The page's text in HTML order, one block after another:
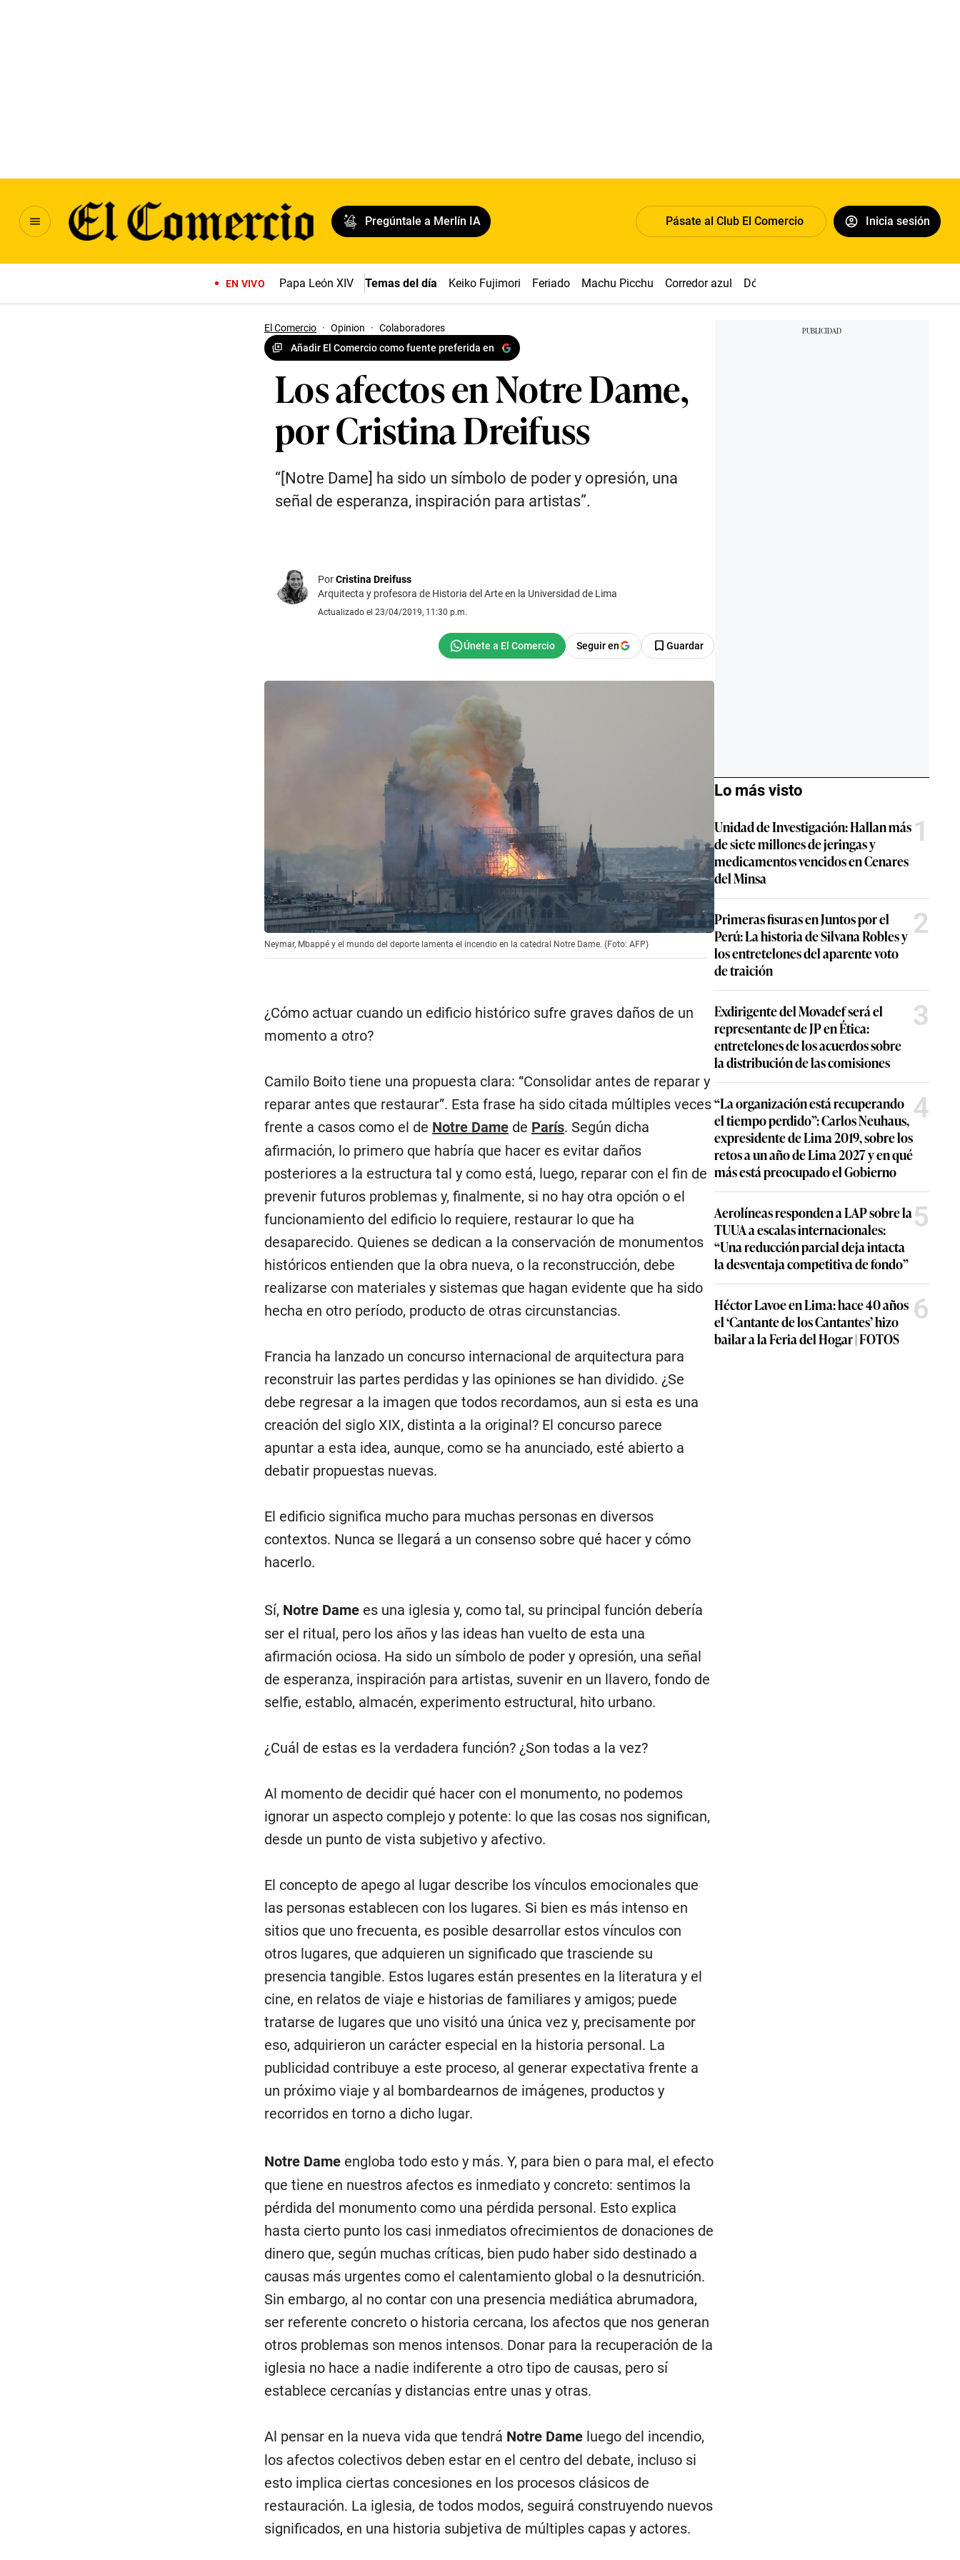
Pregúntale a Merlín IA Pásate al Club El Comercio Inicia sesión
EN VIVO Papa León XIV Temas del día Keiko Fujimori Feriado Machu Picchu Corredor azul Dólar
El Comercio · Opinion · Colaboradores
Añadir El Comercio como fuente preferida en
Los afectos en Notre Dame,
por Cristina Dreifuss
“[Notre Dame] ha sido un símbolo de poder y opresión, una
señal de esperanza, inspiración para artistas”.
PorCristina Dreifuss
Arquitecta y profesora de Historia del Arte en la Universidad de Lima
Actualizado el 23/04/2019, 11:30 p.m.
Seguir en Guardar
Neymar, Mbappé y el mundo del deporte lamenta el incendio en la catedral Notre Dame. (Foto: AFP)
¿Cómo actuar cuando un edificio histórico sufre graves daños de un
momento a otro?
Camilo Boito tiene una propuesta clara: “Consolidar antes de reparar y
reparar antes que restaurar”. Esta frase ha sido citada múltiples veces
frente a casos como el de Notre Dame de París. Según dicha
afirmación, lo primero que habría que hacer es evitar daños
posteriores a la estructura tal y como está, luego, reparar con el fin de
prevenir futuros problemas y, finalmente, si no hay otra opción o el
funcionamiento del edificio lo requiere, restaurar lo que ha
desaparecido. Quienes se dedican a la conservación de monumentos
históricos entienden que la obra nueva, o la reconstrucción, debe
realizarse con materiales y sistemas que hagan evidente que ha sido
hecha en otro período, producto de otras circunstancias.
Francia ha lanzado un concurso internacional de arquitectura para
reconstruir las partes perdidas y las opiniones se han dividido. ¿Se
debe regresar a la imagen que todos recordamos, aun si esta es una
creación del siglo XIX, distinta a la original? El concurso parece
apuntar a esta idea, aunque, como se ha anunciado, esté abierto a
debatir propuestas nuevas.
El edificio significa mucho para muchas personas en diversos
contextos. Nunca se llegará a un consenso sobre qué hacer y cómo
hacerlo.
Sí, Notre Dame es una iglesia y, como tal, su principal función debería
ser el ritual, pero los años y las ideas han vuelto de esta una
afirmación ociosa. Ha sido un símbolo de poder y opresión, una señal
de esperanza, inspiración para artistas, suvenir en un llavero, fondo de
selfie, establo, almacén, experimento estructural, hito urbano.
¿Cuál de estas es la verdadera función? ¿Son todas a la vez?
Al momento de decidir qué hacer con el monumento, no podemos
ignorar un aspecto complejo y potente: lo que las cosas nos significan,
desde un punto de vista subjetivo y afectivo.
El concepto de apego al lugar describe los vínculos emocionales que
las personas establecen con los lugares. Si bien es más intenso en
sitios que uno frecuenta, es posible desarrollar estos vínculos con
otros lugares, que adquieren un significado que trasciende su
presencia tangible. Estos lugares están presentes en la literatura y el
cine, en relatos de viaje e historias de familiares y amigos; puede
tratarse de lugares que uno visitó una única vez y, precisamente por
eso, adquirieron un carácter especial en la historia personal. La
publicidad contribuye a este proceso, al generar expectativa frente a
un próximo viaje y al bombardearnos de imágenes, productos y
recorridos en torno a dicho lugar.
Notre Dame engloba todo esto y más. Y, para bien o para mal, el efecto
que tiene en nuestros afectos es inmediato y concreto: sentimos la
pérdida del monumento como una pérdida personal. Esto explica
hasta cierto punto los casi inmediatos ofrecimientos de donaciones de
dinero que, según muchas críticas, bien pudo haber sido destinado a
causas más urgentes como el calentamiento global o la desnutrición.
Sin embargo, al no contar con una presencia mediática abrumadora,
ser referente concreto o historia cercana, los afectos que nos generan
otros problemas son menos intensos. Donar para la recuperación de la
iglesia no hace a nadie indiferente a otro tipo de causas, pero sí
establece cercanías y distancias entre unas y otras.
Al pensar en la nueva vida que tendrá Notre Dame luego del incendio,
los afectos colectivos deben estar en el centro del debate, incluso si
esto implica ciertas concesiones en los procesos clásicos de
restauración. La iglesia, de todos modos, seguirá construyendo nuevos
significados, en una historia subjetiva de múltiples capas y actores.
Lo más visto
Unidad de Investigación: Hallan más
de siete millones de jeringas y
medicamentos vencidos en Cenares
del Minsa
1
Primeras fisuras en Juntos por el
Perú: La historia de Silvana Robles y
los entretelones del aparente voto
de traición
2
Exdirigente del Movadef será el
representante de JP en Ética:
entretelones de los acuerdos sobre
la distribución de las comisiones
3
“La organización está recuperando
el tiempo perdido”: Carlos Neuhaus,
expresidente de Lima 2019, sobre los
retos a un año de Lima 2027 y en qué
más está preocupado el Gobierno
4
Aerolíneas responden a LAP sobre la
TUUA a escalas internacionales:
“Una reducción parcial deja intacta
la desventaja competitiva de fondo”
5
Héctor Lavoe en Lima: hace 40 años
el ‘Cantante de los Cantantes’ hizo
bailar a la Feria del Hogar | FOTOS
6